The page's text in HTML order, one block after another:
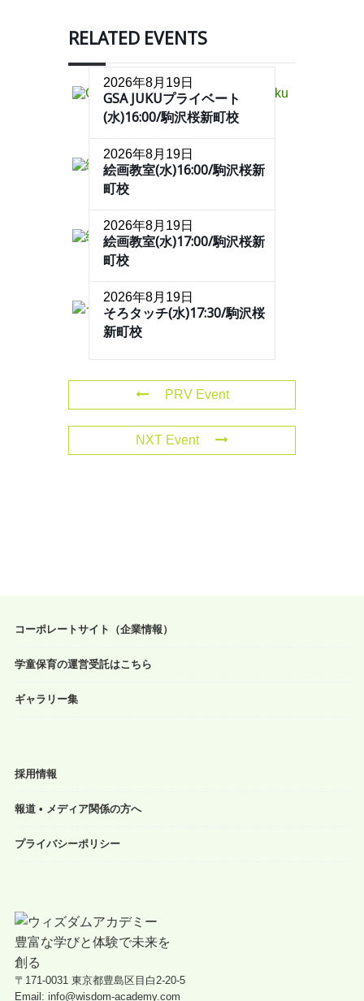
RELATED EVENTS
2026年8月19日
GSA JUKUプライベート
(水)16:00/駒沢桜新町校
2026年8月19日
絵画教室(水)16:00/駒沢桜新
町校
2026年8月19日
絵画教室(水)17:00/駒沢桜新
町校
2026年8月19日
そろタッチ(水)17:30/駒沢桜
新町校
PRV Event
NXT Event
コーポレートサイト（企業情報）
学童保育の運営受託はこちら
ギャラリー集
採用情報
報道 • メディア関係の方へ
プライバシーポリシー
〒171-0031 東京都豊島区目白2-20-5
Email: info@wisdom-academy.com